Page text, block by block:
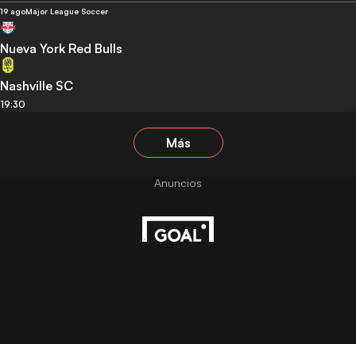
19 agoMajor League Soccer
Nueva York Red Bulls
Nashville SC
19:30
Más